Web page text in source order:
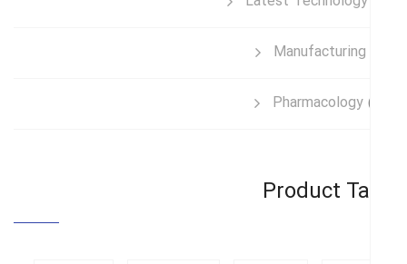
Manufacturing
Pharmacology
Product